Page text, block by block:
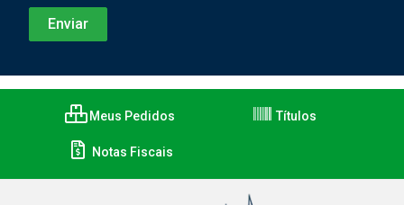
Meus Pedidos Títulos
Notas Fiscais